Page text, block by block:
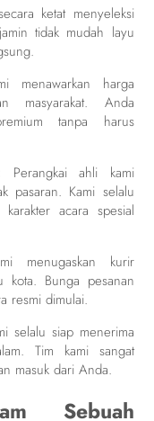
ketat menyeleksi
tidak mudah layu
menawarkan harga
masyarakat. Anda
tanpa harus
Perangkai ahli kami
pasaran. Kami selalu
acara spesial
menugaskan kurir
kota. Bunga pesanan
resmi dimulai.
selalu siap menerima
Tim kami sangat
masuk dari Anda.
Sebuah